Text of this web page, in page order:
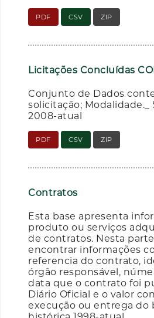
PDF CSV ZIP
Licitações Concluídas
Conjunto de Dados
solicitação; Modalidade._
2008-atual
PDF CSV ZIP
Contratos
Esta base apresenta
produto ou serviços
de contratos. Nesta
encontrar informações
referencia do contrato,
órgão responsável,
data que o contrato foi
Diário Oficial e o valor
execução ou entrega do